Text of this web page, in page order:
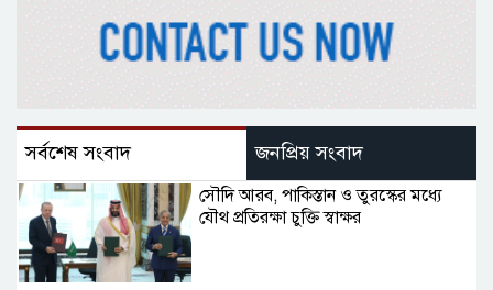
সর্বশেষ সংবাদ জনপ্রিয় সংবাদ
সৌদি আরব, পাকিস্তান ও তুরস্কের মধ্যে
যৌথ প্রতিরক্ষা চুক্তি স্বাক্ষর